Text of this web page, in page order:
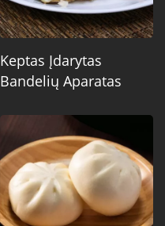
Keptas Įdarytas
Bandelių Aparatas